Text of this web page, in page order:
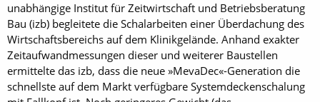
unabhängige Institut für Zeitwirtschaft und Betriebsberatung
Bau (izb) begleitete die Schalarbeiten einer Überdachung des
Wirtschaftsbereichs auf dem Klinikgelände. Anhand exakter
Zeitaufwandmessungen dieser und weiterer Baustellen
ermittelte das izb, dass die neue »MevaDec«-Generation die
schnellste auf dem Markt verfügbare Systemdeckenschalung